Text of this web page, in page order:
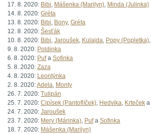
17. 8. 2020: Bibi, Mášenka (Marilyn), Minda (Julinka)
14. 8. 2020: Gréta
13. 8. 2020: Bibi, Bony, Gréta
12. 8. 2020: Šesťák
10. 8. 2020: Bibi, Jaroušek, Kulajda, Popy (Popletka),
9. 8. 2020: Poldinka
6. 8. 2020: Pufa Sofinka
5. 8. 2020: Zaza
4. 8. 2020: Leontýnka
2. 8. 2020:Adela, Monty
26. 7. 2020: Tulipán
25. 7. 2020: Cipísek (Pantoflíček), Hedvika, Krteček a
24. 7. 2020: Jaroušek
23. 7. 2020: Mery (Márinka), Pufa Sofinka
18. 7. 2020: Mášenka (Marilyn)